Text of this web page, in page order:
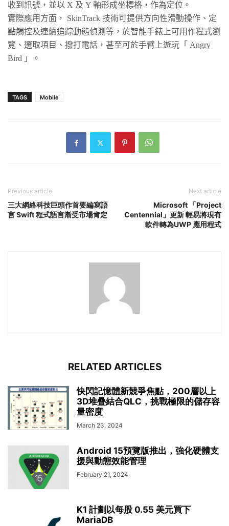
收到訊號，並以 X 及 Y 軸形成坐標格，作為定位。
實際應用方面，
SkinTrack 技術可提供方向性滑動操作、定
點觸控及連續追踪動態偵測等，於智能手錶上可用作程式瀏
覽、選取項目、撥打電話，甚至可於手臂上遊玩「 Angry
Bird 」。
TAGS Mobile
Previous article
三大網絡科技巨頭作首要編寫語
言 Swift 程式語言漸受市場肯定
Next article
Microsoft 「Project
Centennial」更新 輕易將現有
軟件轉為UWP 應用程式
RELATED ARTICLES
快閃記憶體新競爭焦點，200層以上
3D堆疊結合QLC，挑戰極限的儲存容
量密度
March 23, 2024
Android 15預覽版推出，強化硬體支
援與動態效能管理
February 21, 2024
K1 計劃以每股 0.55 美元買下
MariaDB